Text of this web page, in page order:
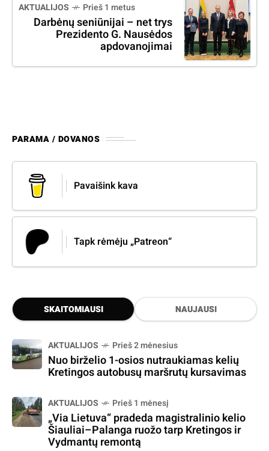
AKTUALIJOS Prieš 1 metus
Darbėnų seniūnijai – net trys
Prezidento G. Nausėdos
apdovanojimai
PARAMA / DOVANOS
Pavaišink kava
Tapk rėmėju „Patreon“
SKAITOMIAUSI NAUJAUSI
AKTUALIJOS Prieš 2 mėnesius
Nuo birželio 1-osios nutraukiamas kelių
Kretingos autobusų maršrutų kursavimas
AKTUALIJOS Prieš 1 mėnesį
„Via Lietuva“ pradeda magistralinio kelio
Šiauliai–Palanga ruožo tarp Kretingos ir
Vydmantų remontą